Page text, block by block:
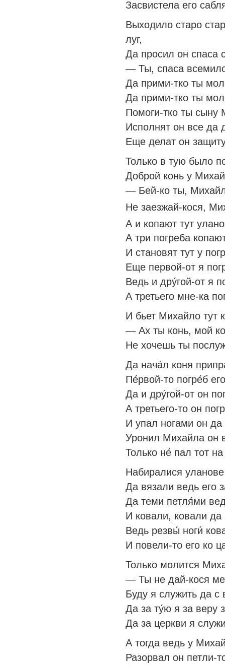
Засвистела его
Выходило старо
луг,
Да просил он спаса
— Ты, спаса
Да прими-тко ты
Да прими-тко ты
Помоги-тко ты сыну
Исполнят он все да
Еще делат он
Только в тую было
Доброй конь у
— Бей-ко ты,
Не заезжай-кося,
А и копают тут
А три погреба
И становят тут у
Еще первой-от я
Ведь и дру́гой-от я
А третьего мне-ка
И бьет Михайло тут
— Ах ты конь, мой
Не хочешь ты
Да нача́л коня
Пе́рвой-то погре́б
Да и дру́гой-от он
А третьего-то он
И упал ногами он
Уронил Михайла он
Только не́ пал тот
Набиралися
Да вязали ведь его
Да теми петля́ми
И ковали, ковали
Ведь резвы́ ноги́
И повели-то его ко
Только молится
— Ты не дай-кося
Буду я служить да с
Да за ту́ю я за веру
Да за церкви я
А тогда ведь у
Разорвал он петли-